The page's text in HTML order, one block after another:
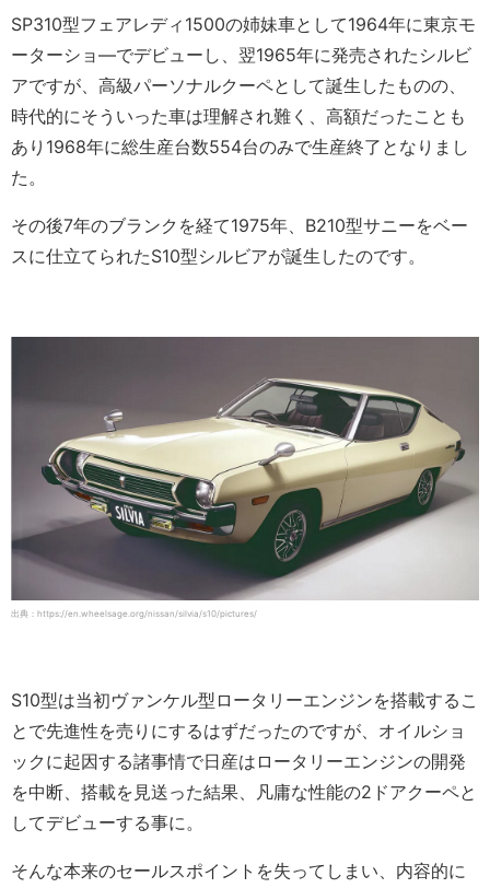
SP310型フェアレディ1500の姉妹車として1964年に東京モ
ーターショ―でデビューし、翌1965年に発売されたシルビ
アですが、高級パーソナルクーペとして誕生したものの、
時代的にそういった車は理解され難く、高額だったことも
あり1968年に総生産台数554台のみで生産終了となりまし
た。
その後7年のブランクを経て1975年、B210型サニーをベー
スに仕立てられたS10型シルビアが誕生したのです。
出典：https://en.wheelsage.org/nissan/silvia/s10/pictures/
S10型は当初ヴァンケル型ロータリーエンジンを搭載するこ
とで先進性を売りにするはずだったのですが、オイルショ
ックに起因する諸事情で日産はロータリーエンジンの開発
を中断、搭載を見送った結果、凡庸な性能の2ドアクーペと
してデビューする事に。
そんな本来のセールスポイントを失ってしまい、内容的に